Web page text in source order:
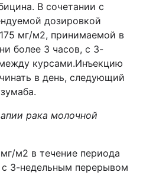
В сочетании с
дозировкой
мг/м2, принимаемой в
более 3 часов, с 3-
курсами.Инъекцию
в день, следующий
рака молочной
м2 в течение периода
3-недельным перерывом